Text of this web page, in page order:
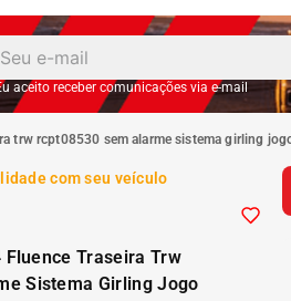
aceito receber comunicações via e-mail
trw rcpt08530 sem alarme sistema girling
com seu veículo
Fluence Traseira Trw
Sistema Girling Jogo